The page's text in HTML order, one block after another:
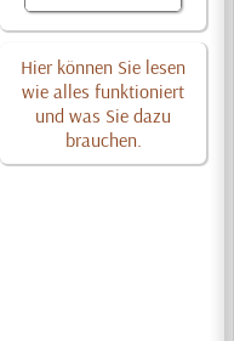
Hier können Sie lesen
wie alles funktioniert
und was Sie dazu
brauchen.